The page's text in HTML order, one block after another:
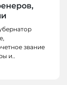
звание
и..